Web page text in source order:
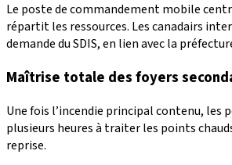
Le poste de commandement mobile
répartit les ressources. Les canadairs
demande du SDIS, en lien avec la
Maîtrise totale des foyers
Une fois l’incendie principal contenu, les
plusieurs heures à traiter les points
reprise.